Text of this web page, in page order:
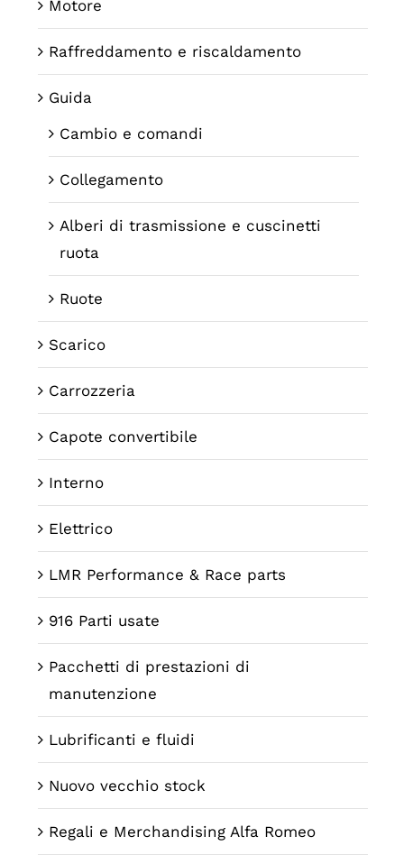
Motore
Raffreddamento e riscaldamento
Guida
Cambio e comandi
Collegamento
Alberi di trasmissione e cuscinetti
ruota
Ruote
Scarico
Carrozzeria
Capote convertibile
Interno
Elettrico
LMR Performance & Race parts
916 Parti usate
Pacchetti di prestazioni di
manutenzione
Lubrificanti e fluidi
Nuovo vecchio stock
Regali e Merchandising Alfa Romeo